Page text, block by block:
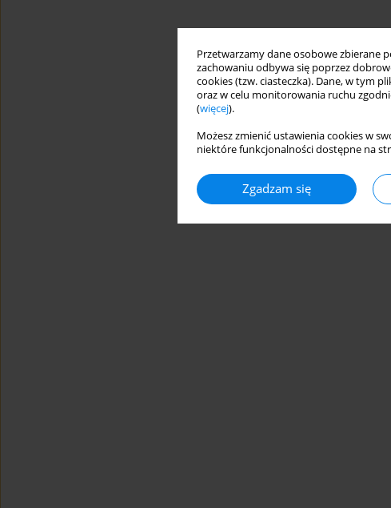
Przetwarzamy dane osobowe zbierane
zachowaniu odbywa się poprzez
cookies (tzw. ciasteczka). Dane, w tym
oraz w celu monitorowania ruchu
(więcej).
Możesz zmienić ustawienia cookies w
niektóre funkcjonalności dostępne na
Zgadzam się